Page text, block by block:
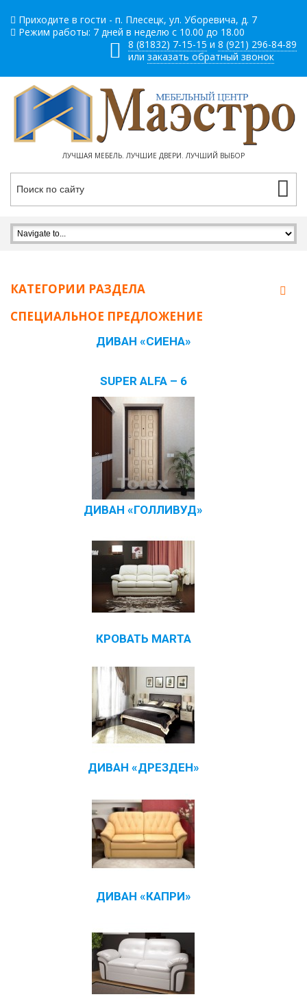
Приходите в гости - п. Плесецк, ул. Уборевича, д. 7
Режим работы: 7 дней в неделю с 10.00 до 18.00
8 (81832) 7-15-15 и 8 (921) 296-84-89
или заказать обратный звонок
ЛУЧШАЯ МЕБЕЛЬ. ЛУЧШИЕ ДВЕРИ. ЛУЧШИЙ ВЫБОР
КАТЕГОРИИ РАЗДЕЛА
СПЕЦИАЛЬНОЕ ПРЕДЛОЖЕНИЕ
ДИВАН «СИЕНА»
SUPER ALFA – 6
ДИВАН «ГОЛЛИВУД»
КРОВАТЬ MARTA
ДИВАН «ДРЕЗДЕН»
ДИВАН «КАПРИ»